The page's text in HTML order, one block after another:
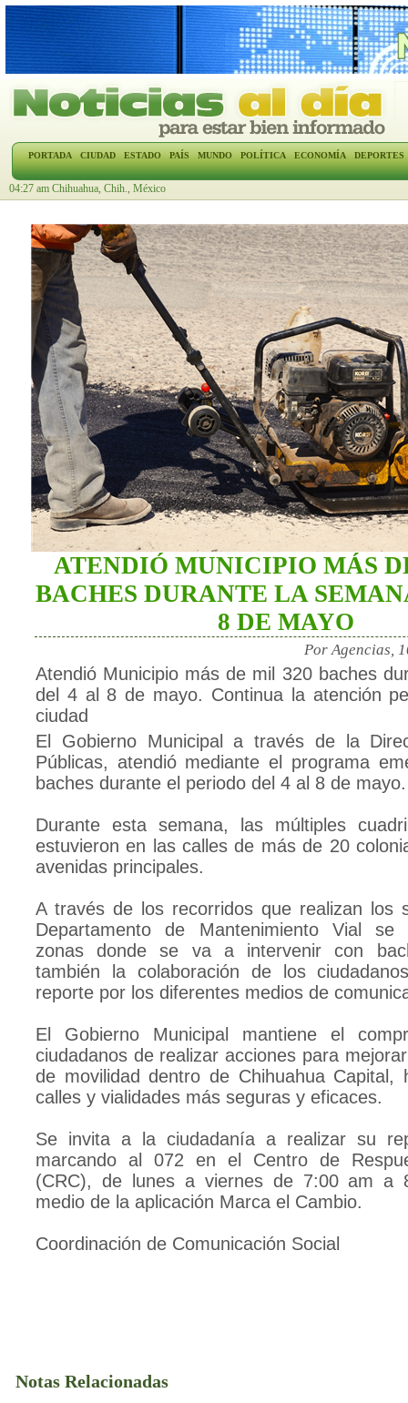
PORTADA CIUDAD ESTADO PAÍS MUNDO POLÍTICA ECONOMÍA DEPORTES
04:27 am Chihuahua, Chih., México
ATENDIÓ MUNICIPIO MÁS
BACHES DURANTE LA
8 DE MAYO
Por Agencias,
Atendió Municipio más de mil 320 baches
del 4 al 8 de mayo. Continua la atención
ciudad
El Gobierno Municipal a través de la
Públicas, atendió mediante el programa
baches durante el periodo del 4 al 8 de mayo.
Durante esta semana, las múltiples
estuvieron en las calles de más de 20
avenidas principales.
A través de los recorridos que realizan los
Departamento de Mantenimiento Vial se
zonas donde se va a intervenir con
también la colaboración de los
reporte por los diferentes medios de
El Gobierno Municipal mantiene el
ciudadanos de realizar acciones para
de movilidad dentro de Chihuahua Capital,
calles y vialidades más seguras y eficaces.
Se invita a la ciudadanía a realizar su
marcando al 072 en el Centro de
(CRC), de lunes a viernes de 7:00 am a
medio de la aplicación Marca el Cambio.
Coordinación de Comunicación Social
Notas Relacionadas